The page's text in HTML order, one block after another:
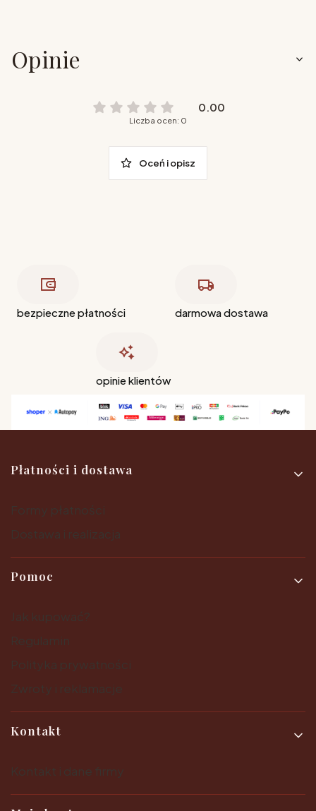
Opinie
0.00
Liczba ocen: 0
Oceń i opisz
bezpieczne płatności darmowa dostawa
opinie klientów
Linki w stopce
Płatności i dostawa
Pomoc
Kontakt